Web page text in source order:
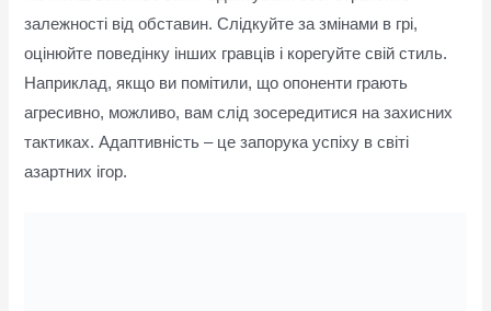
залежності від обставин. Слідкуйте за змінами в грі,
оцінюйте поведінку інших гравців і корегуйте свій стиль.
Наприклад, якщо ви помітили, що опоненти грають
агресивно, можливо, вам слід зосередитися на захисних
тактиках. Адаптивність – це запорука успіху в світі
азартних ігор.